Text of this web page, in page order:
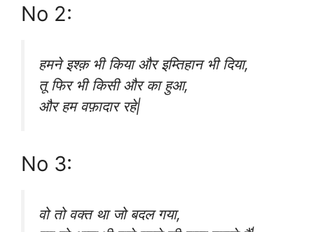
No 2:
हमने इश्क़ भी किया और इम्तिहान भी दिया,
तू फिर भी किसी और का हुआ,
और हम वफ़ादार रहे|
No 3:
वो तो वक्त था जो बदल गया,